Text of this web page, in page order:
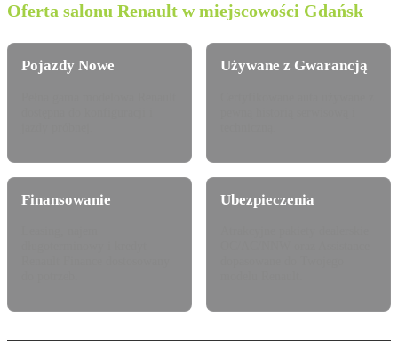
Oferta salonu Renault w miejscowości Gdańsk
Pojazdy Nowe Używane z Gwarancją
Finansowanie Ubezpieczenia